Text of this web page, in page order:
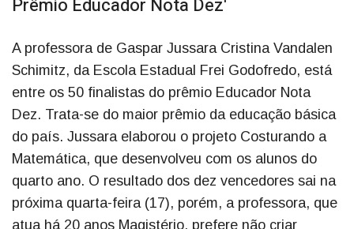
Prêmio Educador Nota Dez'
A professora de Gaspar Jussara Cristina Vandalen
Schimitz, da Escola Estadual Frei Godofredo, está
entre os 50 finalistas do prêmio Educador Nota
Dez. Trata-se do maior prêmio da educação básica
do país. Jussara elaborou o projeto Costurando a
Matemática, que desenvolveu com os alunos do
quarto ano. O resultado dos dez vencedores sai na
próxima quarta-feira (17), porém, a professora, que
atua há 20 anos Magistério, prefere não criar